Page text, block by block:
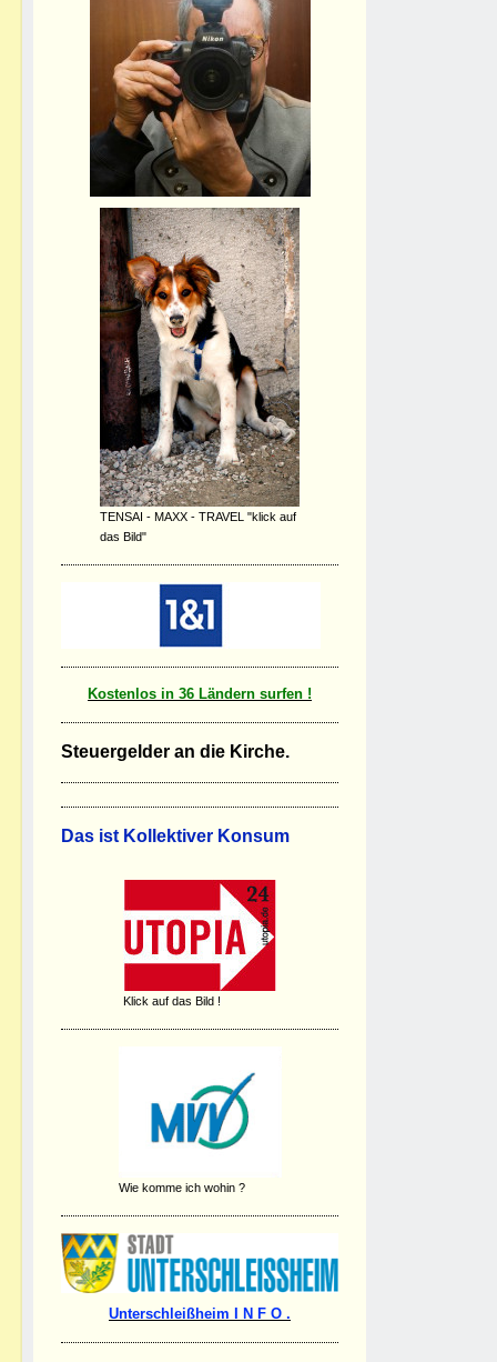
TENSAI - MAXX - TRAVEL "klick auf
das Bild"
Kostenlos in 36 Ländern surfen !
Steuergelder an die Kirche.
Das ist Kollektiver Konsum
Klick auf das Bild !
Wie komme ich wohin ?
Unterschleißheim I N F O .